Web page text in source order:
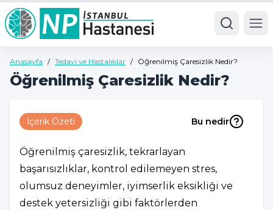
Anasayfa / Tedavi ve Hastalıklar / Öğrenilmiş Çaresizlik Nedir?
Öğrenilmiş Çaresizlik Nedir?
İçerik Özeti Bu nedir
Öğrenilmiş çaresizlik, tekrarlayan
başarısızlıklar, kontrol edilemeyen stres,
olumsuz deneyimler, iyimserlik eksikliği ve
destek yetersizliği gibi faktörlerden